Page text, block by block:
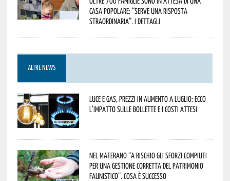
casa popolare: “serve una risposta
straordinaria”. I dettagli
ALTRE NEWS
Luce e gas, prezzi in aumento a luglio: ecco
l’impatto sulle bollette e i costi attesi
Nel materano “a rischio gli sforzi compiuti
per una gestione corretta del patrimonio
faunistico”. Cosa è successo